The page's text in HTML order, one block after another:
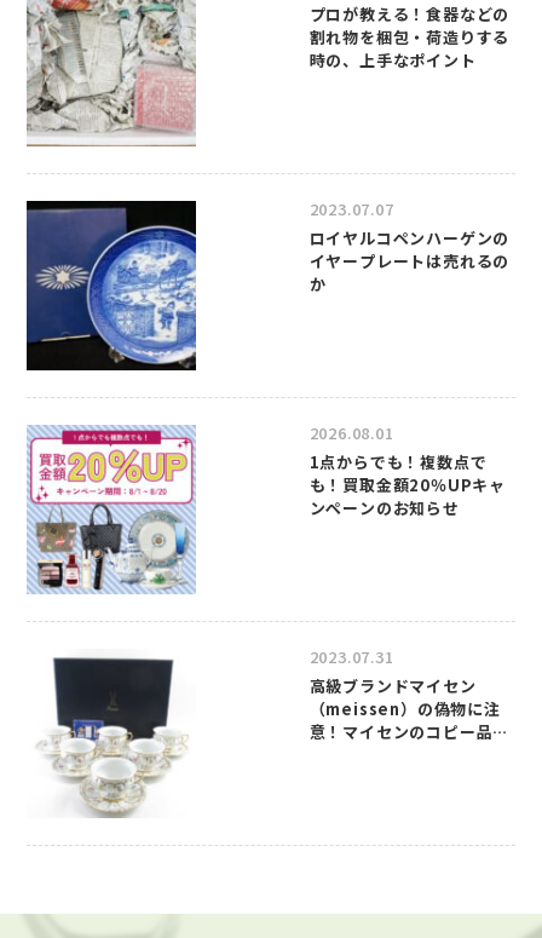
プロが教える！食器などの
割れ物を梱包・荷造りする
時の、上手なポイント
2023.07.07
ロイヤルコペンハーゲンの
イヤープレートは売れるの
か
2026.08.01
1点からでも！複数点で
も！買取金額20％UPキャ
ンペーンのお知らせ
2023.07.31
高級ブランドマイセン
（meissen）の偽物に注
意！マイセンのコピー品の